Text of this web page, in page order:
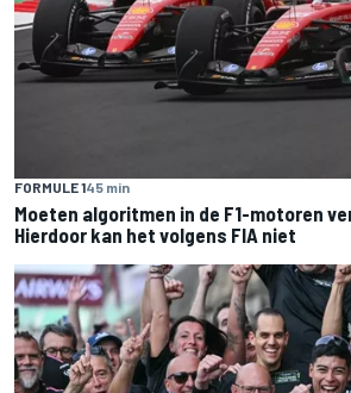
FORMULE 145 min
Moeten algoritmen in de F1-motoren
Hierdoor kan het volgens FIA niet